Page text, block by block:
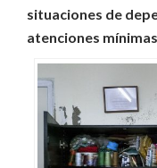
situaciones de
atenciones